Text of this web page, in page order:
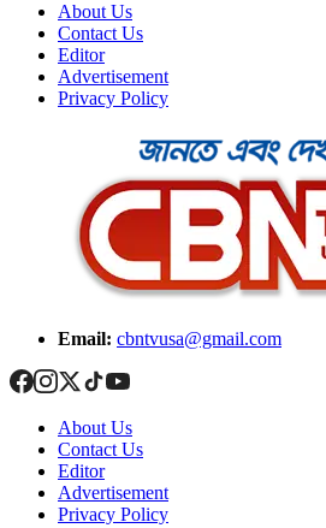
About Us
Contact Us
Editor
Advertisement
Privacy Policy
Email: cbntvusa@gmail.com
About Us
Contact Us
Editor
Advertisement
Privacy Policy